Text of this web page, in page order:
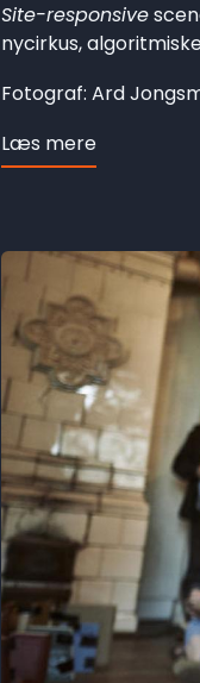
Site-responsive
nycirkus,
Fotograf: Ard
Læs mere